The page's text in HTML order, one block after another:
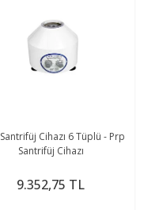
Santrifüj Cihazı 6 Tüplü - Prp
Santrifüj Cihazı
9.352,75 TL